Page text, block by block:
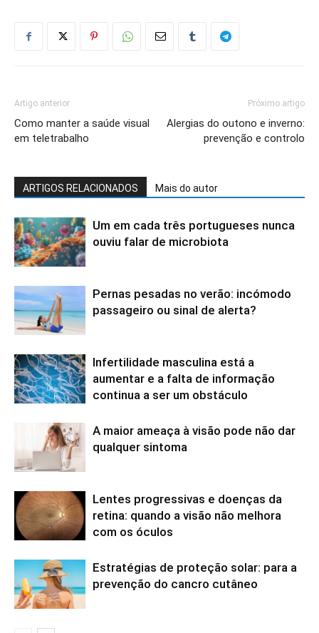
Artigo anterior
Como manter a saúde visual
em teletrabalho
Próximo artigo
Alergias do outono e inverno:
prevenção e controlo
ARTIGOS RELACIONADOS Mais do autor
Um em cada três portugueses nunca
ouviu falar de microbiota
Pernas pesadas no verão: incómodo
passageiro ou sinal de alerta?
Infertilidade masculina está a
aumentar e a falta de informação
continua a ser um obstáculo
A maior ameaça à visão pode não dar
qualquer sintoma
Lentes progressivas e doenças da
retina: quando a visão não melhora
com os óculos
Estratégias de proteção solar: para a
prevenção do cancro cutâneo